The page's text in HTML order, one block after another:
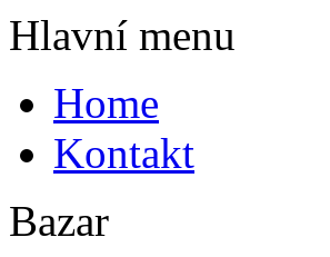
Hlavní menu
Home
Kontakt
Bazar